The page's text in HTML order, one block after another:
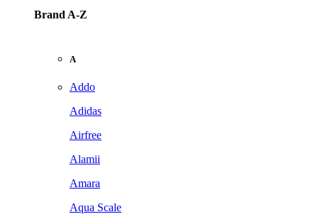
Brand A-Z
A
Addo
Adidas
Airfree
Alamii
Amara
Aqua Scale